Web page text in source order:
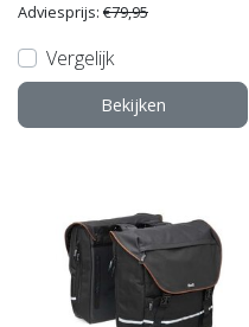
Adviesprijs: €79,95
Vergelijk
Bekijken